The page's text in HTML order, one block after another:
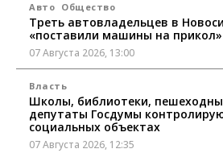
Авто Общество
Треть автовладельцев в
«поставили машины на прикол»
07 Августа 2026, 13:00
Власть
Школы, библиотеки,
депутаты Госдумы
социальных объектах
07 Августа 2026, 12:35